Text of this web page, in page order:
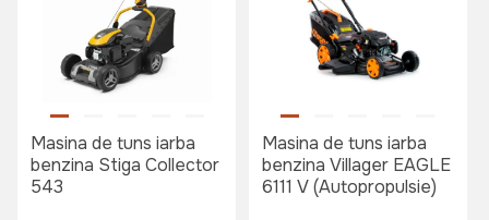
Masina de tuns iarba
benzina Stiga Collector
543
Masina de tuns iarba
benzina Villager EAGLE
6111 V (Autopropulsie)